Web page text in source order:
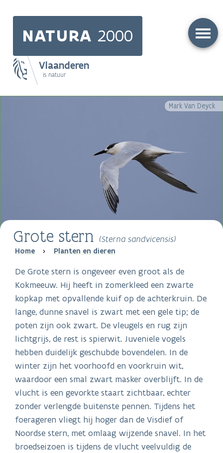
NATURA 2000
Vlaanderen
is natuur
Main
Mark Van Deyck
Grote stern (Sterna sandvicensis)
Breadcrumb
Home Planten en dieren
De Grote stern is ongeveer even groot als de
Kokmeeuw. Hij heeft in zomerkleed een zwarte
kopkap met opvallende kuif op de achterkruin. De
lange, dunne snavel is zwart met een gele tip; de
poten zijn ook zwart. De vleugels en rug zijn
lichtgrijs, de rest is spierwit. Juveniele vogels
hebben duidelijk geschubde bovendelen. In de
winter zijn het voorhoofd en voorkruin wit,
waardoor een smal zwart masker overblijft. In de
vlucht is een gevorkte staart zichtbaar, echter
zonder verlengde buitenste pennen. Tijdens het
foerageren vliegt hij hoger dan de Visdief of
Noordse stern, met omlaag wijzende snavel. In het
broedseizoen is tijdens de vlucht veelvuldig de